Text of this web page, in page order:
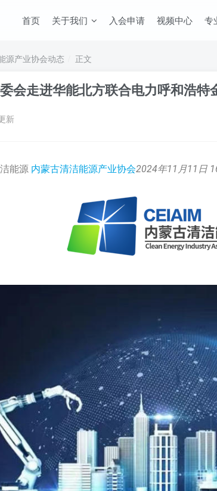
首页 关于我们 入会申请 视频中心 专
源产业协会动态 正文
会走进华能北方联合电力呼和浩特
新
能源 内蒙古清洁能源产业协会2024年11月11日